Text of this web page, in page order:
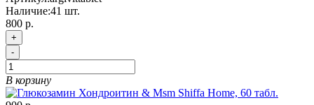
Наличие:41 шт.
800 р.
+
-
В корзину